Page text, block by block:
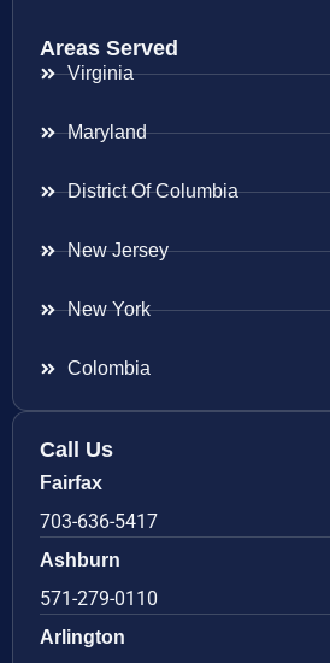
Areas Served
Virginia
Maryland
District Of Columbia
New Jersey
New York
Colombia
Call Us
Fairfax
703-636-5417
Ashburn
571-279-0110
Arlington